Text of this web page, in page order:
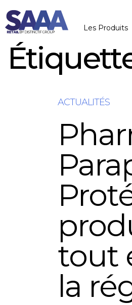
Les Produits
ACTUALITÉS
tout
la